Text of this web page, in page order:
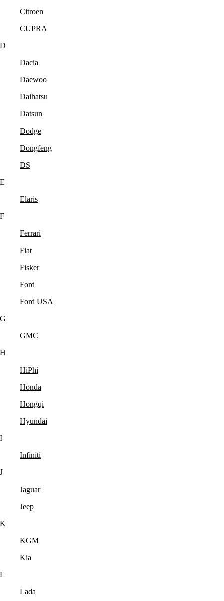
Citroen
CUPRA
D
Dacia
Daewoo
Daihatsu
Datsun
Dodge
Dongfeng
DS
E
Elaris
F
Ferrari
Fiat
Fisker
Ford
Ford USA
G
GMC
H
HiPhi
Honda
Hongqi
Hyundai
I
Infiniti
J
Jaguar
Jeep
K
KGM
Kia
L
Lada